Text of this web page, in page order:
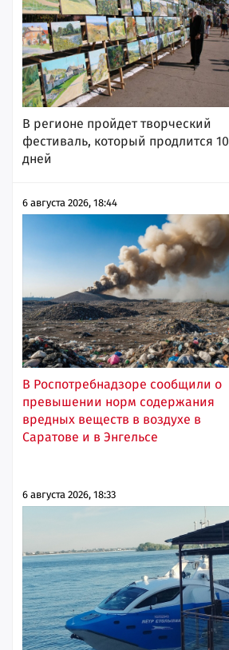
В регионе пройдет творческий
фестиваль, который продлится 10
дней
6 августа 2026, 18:44
В Роспотребнадзоре сообщили о
превышении норм содержания
вредных веществ в воздухе в
Саратове и в Энгельсе
6 августа 2026, 18:33